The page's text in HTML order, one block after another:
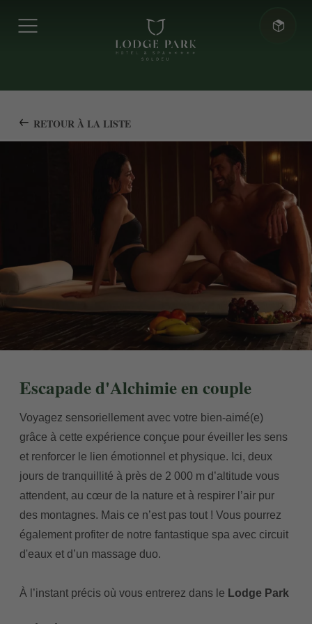
RETOUR À LA LISTE
Escapade d'Alchimie en couple
Voyagez sensoriellement avec votre bien-aimé(e)
grâce à cette expérience conçue pour éveiller les sens
et renforcer le lien émotionnel et physique. Ici, deux
jours de tranquillité à près de 2 000 m d’altitude vous
attendent, au cœur de la nature et à respirer l’air pur
des montagnes. Mais ce n’est pas tout ! Vous pourrez
également profiter de notre fantastique spa avec circuit
d'eaux et d’un massage duo.
À l’instant précis où vous entrerez dans le Lodge Park